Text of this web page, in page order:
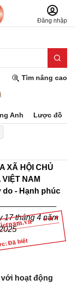
Đăng nhập
Tìm nâng cao
Anh Lược đồ
Đã biết
XÃ HỘI CHỦ
VIỆT NAM
- Hạnh phúc
17 tháng 4 năm
hoạt động